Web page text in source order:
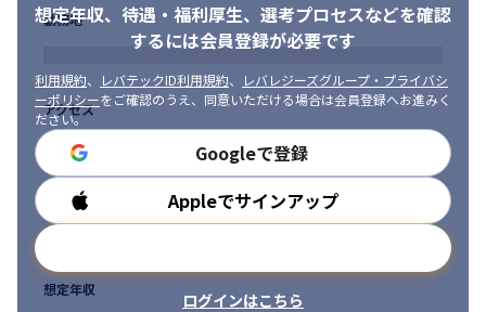
想定年収、待遇・福利厚生、 選考プロセスなどを確認
するには会員登録が必要です
利用規約、 レバテックID利用規約、
レバレジーズグループ・プライバシ
ーポリシーをご確認のうえ、同意いただける場合は会員登録へお進みく
ださい。
Googleで登録
Appleでサインアップ
ログインはこちら
勤務地
アクセス
勤務時間
想定年収